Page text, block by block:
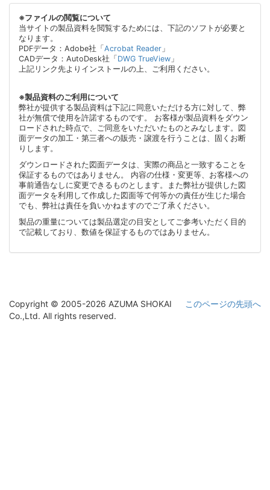
※ファイルの閲覧について
当サイトの製品資料を閲覧するためには、下記のソフトが必要と
なります。
PDFデータ：Adobe社「 Acrobat Reader 」
CADデータ：AutoDesk社「 DWG TrueView 」
上記リンク先よりインストールの上、ご利用ください。
※製品資料のご利用について
弊社が提供する製品資料は下記に同意いただける方に対して、弊
社が無償で使用を許諾するものです。 お客様が製品資料をダウン
ロードされた時点で、ご同意をいただいたものとみなします。図
面データの加工・第三者への販売・譲渡を行うことは、固くお断
りします。
ダウンロードされた図面データは、実際の商品と一致することを
保証するものではありません。 内容の仕様・変更等、お客様への
事前通告なしに変更できるものとします。また弊社が提供した図
面データを利用して作成した図面等で何等かの責任が生じた場合
でも、弊社は責任を負いかねますのでご了承ください。
製品の重量については製品選定の目安としてご参考いただく目的
で記載しており、数値を保証するものではありません。
このページの先頭へ
Copyright © 2005-2026 AZUMA SHOKAI
Co.,Ltd. All rights reserved.